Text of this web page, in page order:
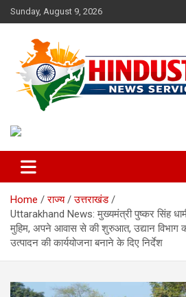
Skip
to
Sunday, August 9, 2026
Hindustan News
Home राज्य
उत्तराखंड
Uttarakhand News: मुख्यमंत्री पुष्कर सिंह
मुहिम, अपने आवास से की शुरुआत, उद्यान विभाग
उत्पादन की कार्ययोजना बनाने के दिए निर्देश